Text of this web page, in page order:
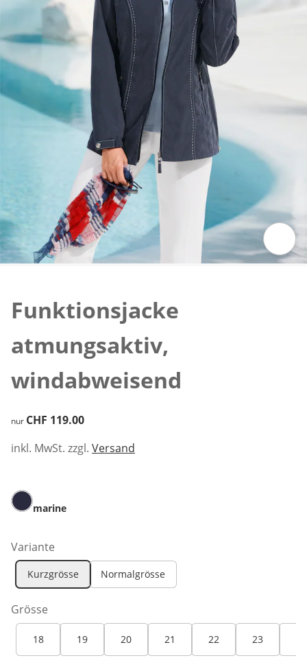
Funktionsjacke
atmungsaktiv,
windabweisend
CHF 119.00
nur CHF 119.00
inkl. MwSt. zzgl. Versand
marine
Variante
Kurzgrösse Normalgrösse
Grösse
18 19 20 21 22 23